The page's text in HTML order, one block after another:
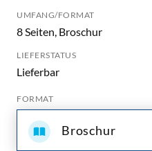
UMFANG/FORMAT
8 Seiten, Broschur
LIEFERSTATUS
Lieferbar
FORMAT
Broschur